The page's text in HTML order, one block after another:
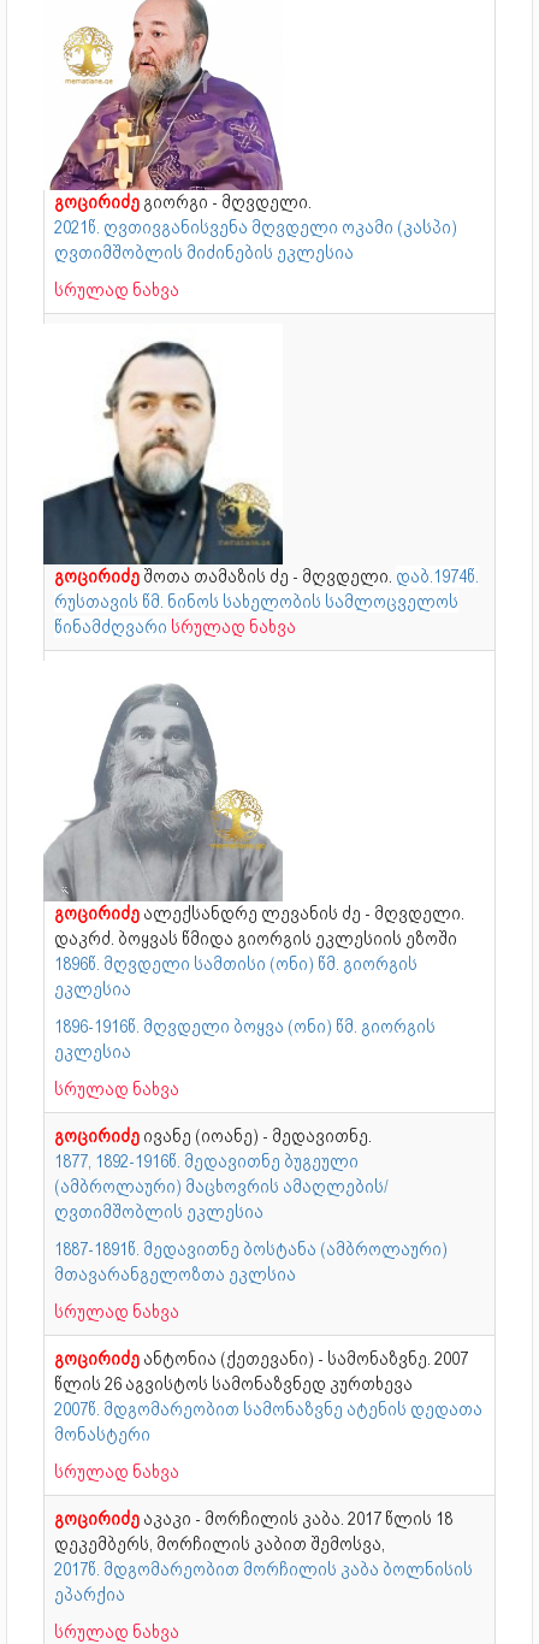
გოცირიძე გიორგი - მღვდელი.
2021წ. ღვთივგანისვენა მღვდელი ოკამი (კასპი)
ღვთიმშობლის მიძინების ეკლესია
სრულად ნახვა
გოცირიძე შოთა თამაზის ძე - მღვდელი. დაბ.1974წ.
რუსთავის წმ. ნინოს სახელობის სამლოცველოს
წინამძღვარი სრულად ნახვა
გოცირიძე ალექსანდრე ლევანის ძე - მღვდელი.
დაკრძ. ბოყვას წმიდა გიორგის ეკლესიის ეზოში
1896წ. მღვდელი სამთისი (ონი) წმ. გიორგის
ეკლესია
1896-1916წ. მღვდელი ბოყვა (ონი) წმ. გიორგის
ეკლესია
სრულად ნახვა
გოცირიძე ივანე (იოანე) - მედავითნე.
1877, 1892-1916წ. მედავითნე ბუგეული
(ამბროლაური) მაცხოვრის ამაღლების/
ღვთიმშობლის ეკლესია
1887-1891წ. მედავითნე ბოსტანა (ამბროლაური)
მთავარანგელოზთა ეკლსია
სრულად ნახვა
გოცირიძე ანტონია (ქეთევანი) - სამონაზვნე. 2007
წლის 26 აგვისტოს სამონაზვნედ კურთხევა
2007წ. მდგომარეობით სამონაზვნე ატენის დედათა
მონასტერი
სრულად ნახვა
გოცირიძე აკაკი - მორჩილის კაბა. 2017 წლის 18
დეკემბერს, მორჩილის კაბით შემოსვა,
2017წ. მდგომარეობით მორჩილის კაბა ბოლნისის
ეპარქია
სრულად ნახვა